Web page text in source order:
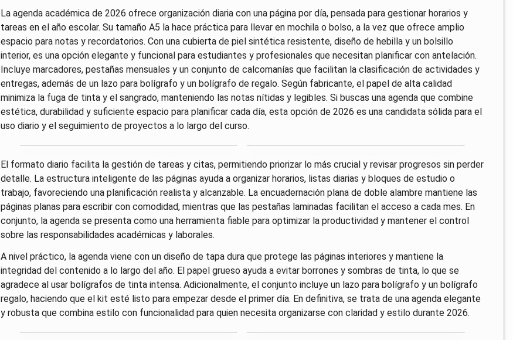
La agenda académica de 2026 ofrece organización diaria con una página por día, pensada para gestionar horarios y
tareas en el año escolar. Su tamaño A5 la hace práctica para llevar en mochila o bolso, a la vez que ofrece amplio
espacio para notas y recordatorios. Con una cubierta de piel sintética resistente, diseño de hebilla y un bolsillo
interior, es una opción elegante y funcional para estudiantes y profesionales que necesitan planificar con antelación.
Incluye marcadores, pestañas mensuales y un conjunto de calcomanías que facilitan la clasificación de actividades y
entregas, además de un lazo para bolígrafo y un bolígrafo de regalo. Según fabricante, el papel de alta calidad
minimiza la fuga de tinta y el sangrado, manteniendo las notas nítidas y legibles. Si buscas una agenda que combine
estética, durabilidad y suficiente espacio para planificar cada día, esta opción de 2026 es una candidata sólida para el
uso diario y el seguimiento de proyectos a lo largo del curso.
El formato diario facilita la gestión de tareas y citas, permitiendo priorizar lo más crucial y revisar progresos sin perder
detalle. La estructura inteligente de las páginas ayuda a organizar horarios, listas diarias y bloques de estudio o
trabajo, favoreciendo una planificación realista y alcanzable. La encuadernación plana de doble alambre mantiene las
páginas planas para escribir con comodidad, mientras que las pestañas laminadas facilitan el acceso a cada mes. En
conjunto, la agenda se presenta como una herramienta fiable para optimizar la productividad y mantener el control
sobre las responsabilidades académicas y laborales.
A nivel práctico, la agenda viene con un diseño de tapa dura que protege las páginas interiores y mantiene la
integridad del contenido a lo largo del año. El papel grueso ayuda a evitar borrones y sombras de tinta, lo que se
agradece al usar bolígrafos de tinta intensa. Adicionalmente, el conjunto incluye un lazo para bolígrafo y un bolígrafo
regalo, haciendo que el kit esté listo para empezar desde el primer día. En definitiva, se trata de una agenda elegante
y robusta que combina estilo con funcionalidad para quien necesita organizarse con claridad y estilo durante 2026.